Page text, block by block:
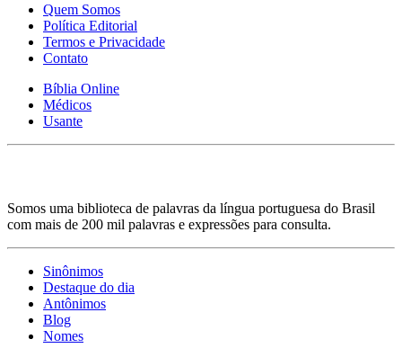
Quem Somos
Política Editorial
Termos e Privacidade
Contato
Bíblia Online
Médicos
Usante
Somos uma biblioteca de palavras da língua portuguesa do Brasil
com mais de 200 mil palavras e expressões para consulta.
Sinônimos
Destaque do dia
Antônimos
Blog
Nomes